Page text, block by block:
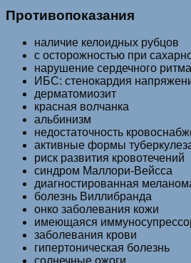
Противопоказания
наличие келоидных рубцов
с осторожностью при
нарушение сердечного ритма
ИБС: стенокардия
дерматомиозит
красная волчанка
альбинизм
недостаточность
активные формы
риск развития кровотечений
синдром Маллори-Вейсса
диагностированная
болезнь Виллибранда
онко заболевания кожи
имеющаяся
заболевания крови
гипертоническая болезнь